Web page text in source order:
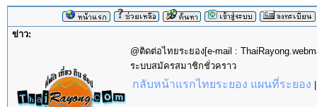
ข่าว:
@ติดต่อไทยระยอง[e-mail :
ระบบสมัครสมาชิกชั่วคราว
กลับหน้าแรกไทยระยอง แผนที่ระยอง